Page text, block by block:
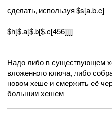
сделать, используя $s[a.b.c]
$h[$.a[$.b[$.c[456]]]]
Надо либо в существующем
вложенного ключа, либо
новом хеше и смержить её
большим хешем